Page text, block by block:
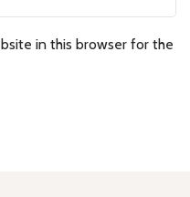
in this browser for the